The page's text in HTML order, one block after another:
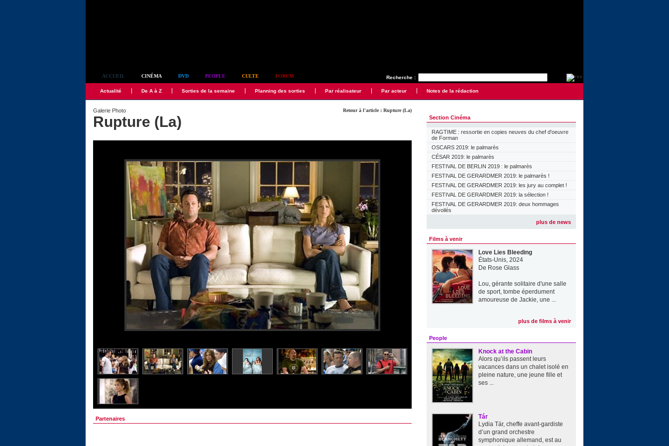
Recherche :
ACCUEIL CINÉMA DVD PEOPLE CULTE FORUM
Actualité De A à Z Sorties de la semaine Planning des sorties Par réalisateur Par acteur Notes de la rédaction
Retour à l'article : Rupture (La)
Galerie Photo
Rupture (La)
Partenaires
Section Cinéma
RAGTIME : ressortie en copies neuves du chef d'oeuvre
de Forman
OSCARS 2019: le palmarès
CÉSAR 2019: le palmarès
FESTIVAL DE BERLIN 2019 : le palmarès
FESTIVAL DE GERARDMER 2019: le palmarès !
FESTIVAL DE GERARDMER 2019: les jury au complet !
FESTIVAL DE GERARDMER 2019: la sélection !
FESTIVAL DE GERARDMER 2019: deux hommages
dévoilés
plus de news
Films à venir
Love Lies Bleeding
États-Unis, 2024
De Rose Glass
Lou, gérante solitaire d'une salle
de sport, tombe éperdument
amoureuse de Jackie, une ...
plus de films à venir
People
Knock at the Cabin
Alors qu’ils passent leurs
vacances dans un chalet isolé en
pleine nature, une jeune fille et
ses ...
Tár
Lydia Tár, cheffe avant-gardiste
d’un grand orchestre
symphonique allemand, est au